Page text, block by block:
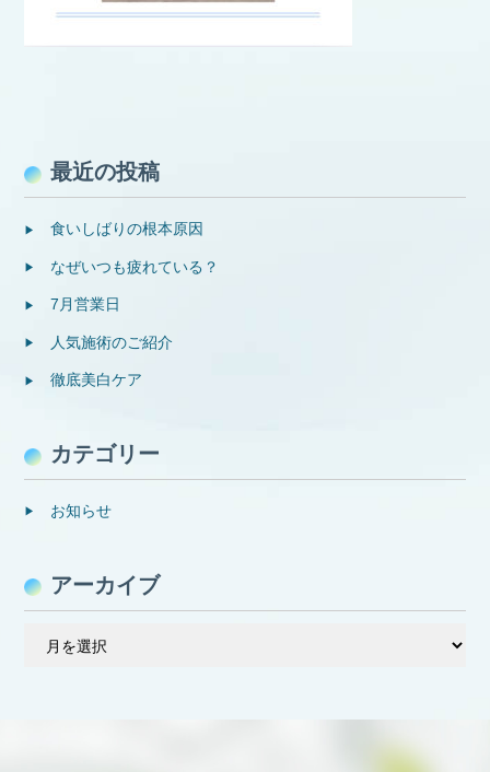
最近の投稿
食いしばりの根本原因
なぜいつも疲れている？
7月営業日
人気施術のご紹介
徹底美白ケア
カテゴリー
お知らせ
アーカイブ